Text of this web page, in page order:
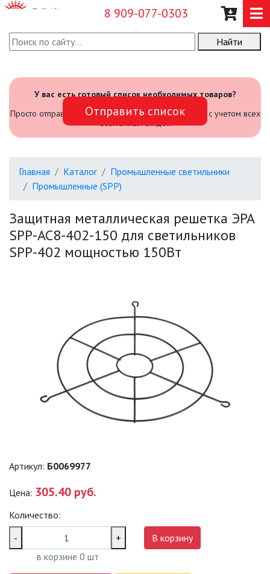
8 909-077-0303
О КОМПАНИИ
САДОВЫЙ ИНВЕНТАРЬ И
ИНСТРУМЕНТЫ
БЫТОВЫЕ ЖКХ (SPB)
ОФИСНЫЕ (SPL, SPO, LED-LP)
ТЕРМОСТОЙКИЕ СВЕТИЛЬНИКИ
ОФИСНЫЕ ПОДВЕСНЫЕ
СВЕТИЛЬНИКИ «GEOMETRIA»
ПРОЖЕКТОРЫ
САДОВЫЕ ФАСАДНЫЕ
СВЕТИЛЬНИКИ
Найти
У вас есть готовый список необходимых товаров?
Просто отправьте его нам и мы посчитаем стоимость с учетом всех
возможных скидок
Отправить список
Главная Каталог
Промышленные светильники
Промышленные (SPP)
Защитная металлическая решетка ЭРА
SPP-AC8-402-150 для светильников
SPP-402 мощностью 150Вт
Артикул: Б0069977
Цена: 305.40 руб.
Количество:
-
+
в корзине 0 шт
В корзину